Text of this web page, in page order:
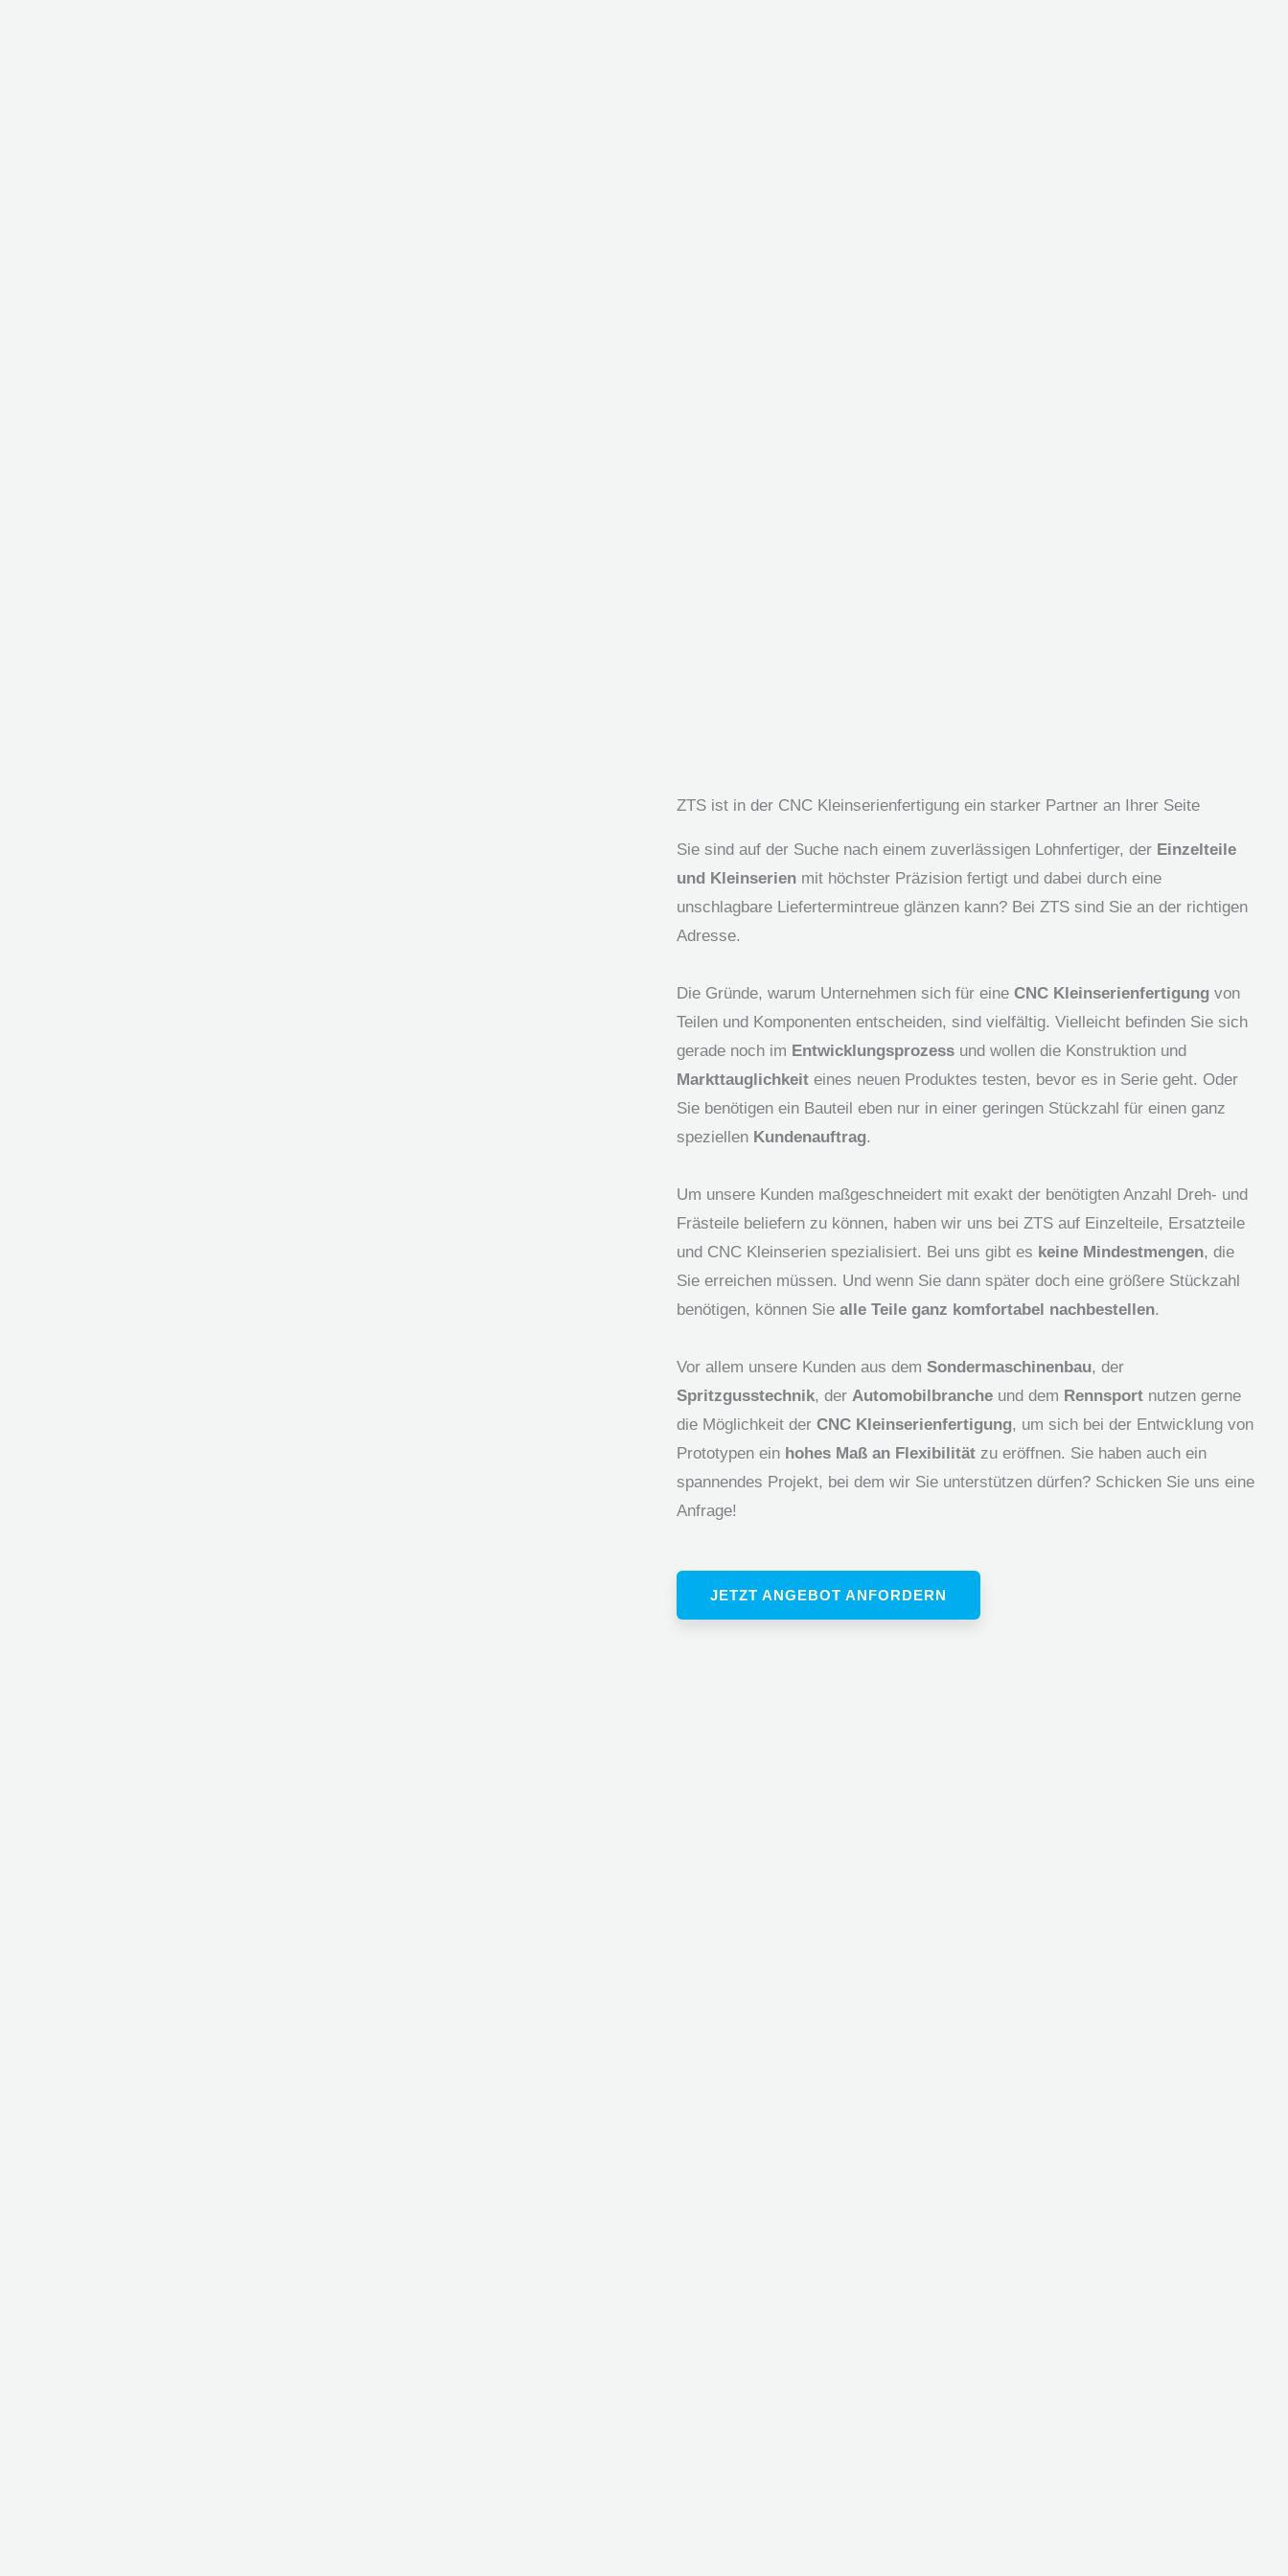
ZTS ist in der CNC Kleinserienfertigung ein starker Partner an Ihrer Seite
Sie sind auf der Suche nach einem zuverlässigen Lohnfertiger, der Einzelteile
und Kleinserien mit höchster Präzision fertigt und dabei durch eine
unschlagbare Liefertermintreue glänzen kann? Bei ZTS sind Sie an der richtigen
Adresse.
Die Gründe, warum Unternehmen sich für eine CNC Kleinserienfertigung von
Teilen und Komponenten entscheiden, sind vielfältig. Vielleicht befinden Sie sich
gerade noch im Entwicklungsprozess und wollen die Konstruktion und
Markttauglichkeit eines neuen Produktes testen, bevor es in Serie geht. Oder
Sie benötigen ein Bauteil eben nur in einer geringen Stückzahl für einen ganz
speziellen Kundenauftrag.
Um unsere Kunden maßgeschneidert mit exakt der benötigten Anzahl Dreh- und
Frästeile beliefern zu können, haben wir uns bei ZTS auf Einzelteile, Ersatzteile
und CNC Kleinserien spezialisiert. Bei uns gibt es keine Mindestmengen, die
Sie erreichen müssen. Und wenn Sie dann später doch eine größere Stückzahl
benötigen, können Sie alle Teile ganz komfortabel nachbestellen.
Vor allem unsere Kunden aus dem Sondermaschinenbau, der
Spritzgusstechnik, der Automobilbranche und dem Rennsport nutzen gerne
die Möglichkeit der CNC Kleinserienfertigung, um sich bei der Entwicklung von
Prototypen ein hohes Maß an Flexibilität zu eröffnen. Sie haben auch ein
spannendes Projekt, bei dem wir Sie unterstützen dürfen? Schicken Sie uns eine
Anfrage!
JETZT ANGEBOT ANFORDERN